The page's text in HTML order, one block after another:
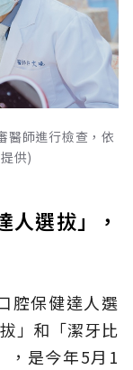
醫師進行檢查，依
供)
人選拔」，
腔保健達人選
」和「潔牙比
，是今年5月1